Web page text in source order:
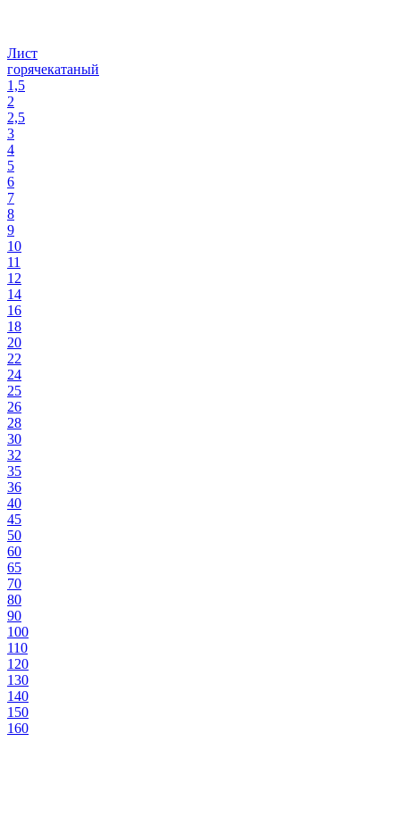
Лист
горячекатаный
1,5
2
2,5
3
4
5
6
7
8
9
10
11
12
14
16
18
20
22
24
25
26
28
30
32
35
36
40
45
50
60
65
70
80
90
100
110
120
130
140
150
160